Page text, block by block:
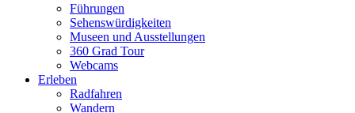
Führungen
Sehenswürdigkeiten
Museen und Ausstellungen
360 Grad Tour
Webcams
Erleben
Radfahren
Wandern